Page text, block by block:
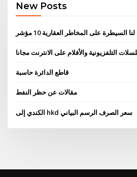
New Posts
السيطرة على المخاطر العقارية 10 مؤشر
التلفزيونية والأفلام على الانترنت مجانا
قاطع الدائرة حاسبة
مقالات عن حظر النفط
الكندي إلى hkd سعر الصرف الرسم البياني